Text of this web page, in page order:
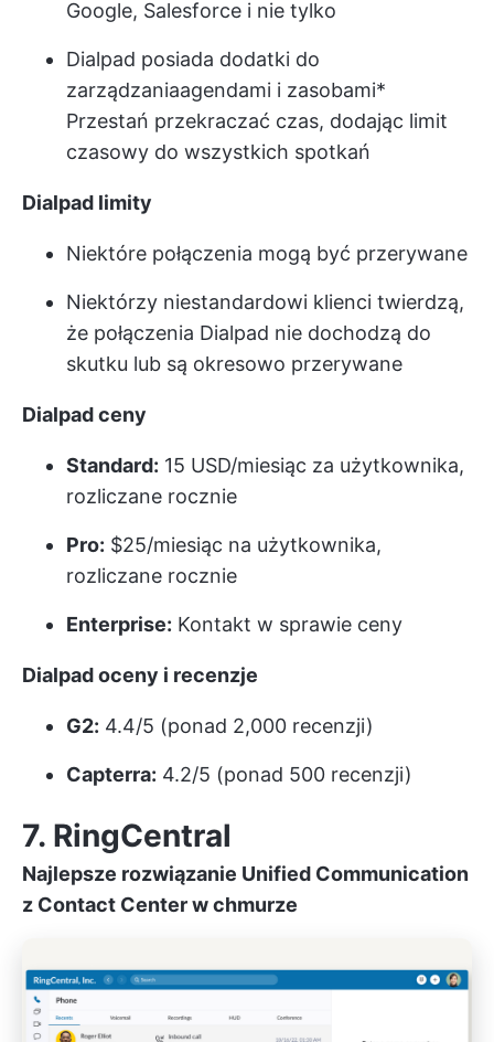
Google, Salesforce i nie tylko
Dialpad posiada dodatki do
zarządzaniaagendami i zasobami*
Przestań przekraczać czas, dodając limit
czasowy do wszystkich spotkań
Dialpad limity
Niektóre połączenia mogą być przerywane
Niektórzy niestandardowi klienci twierdzą,
że połączenia Dialpad nie dochodzą do
skutku lub są okresowo przerywane
Dialpadceny
Standard: 15 USD/miesiąc za użytkownika,
rozliczane rocznie
Pro: $25/miesiąc na użytkownika,
rozliczane rocznie
Enterprise: Kontakt w sprawie ceny
Dialpadoceny i recenzje
G2: 4.4/5 (ponad 2,000 recenzji)
Capterra: 4.2/5 (ponad 500 recenzji)
7. RingCentral
Najlepsze rozwiązanie Unified Communication
z Contact Center w chmurze